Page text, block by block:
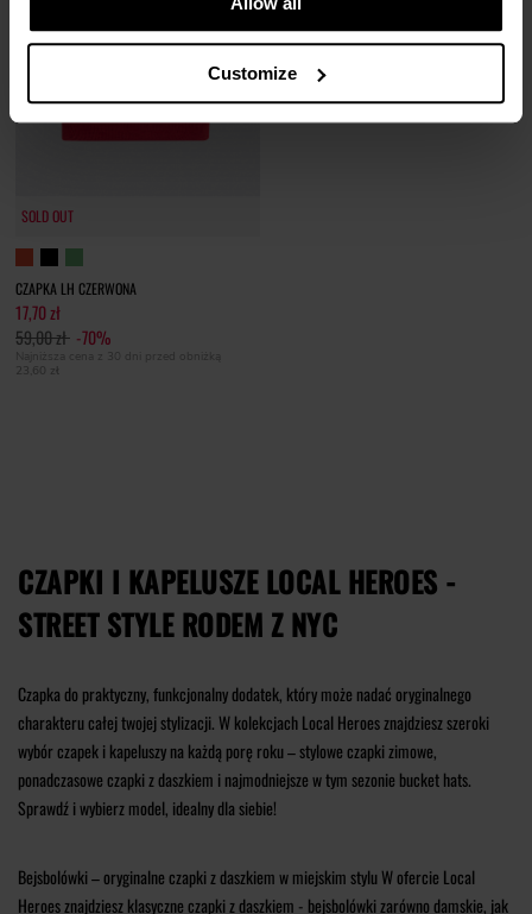
Customize
SOLD OUT
CZAPKA LH CZERWONA
17,70 zł
59,00 zł -70%
Najniższa cena z 30 dni przed obniżką
23,60 zł
CZAPKI I KAPELUSZE LOCAL HEROES -
STREET STYLE RODEM Z NYC
Czapka do praktyczny, funkcjonalny dodatek, który może nadać oryginalnego
charakteru całej twojej stylizacji. W kolekcjach Local Heroes znajdziesz szeroki
wybór czapek i kapeluszy na każdą porę roku – stylowe czapki zimowe,
ponadczasowe czapki z daszkiem i najmodniejsze w tym sezonie bucket hats.
Sprawdź i wybierz model, idealny dla siebie!
Bejsbolówki – oryginalne czapki z daszkiem w miejskim styluW ofercie Local
Heroes znajdziesz klasyczne czapki z daszkiem - bejsbolówki zarówno damskie, jak